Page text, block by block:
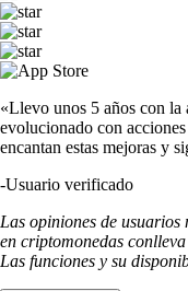
«Llevo unos 5 años con la
evolucionado con
encantan estas mejoras y
-Usuario verificado
Las opiniones de
en criptomonedas
Las funciones y su